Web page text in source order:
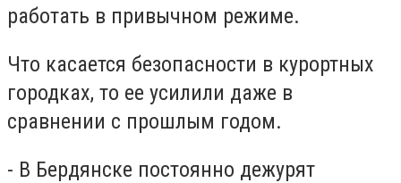
работать в привычном режиме.
Что касается безопасности в курортных
городках, то ее усилили даже в
сравнении с прошлым годом.
- В Бердянске постоянно дежурят